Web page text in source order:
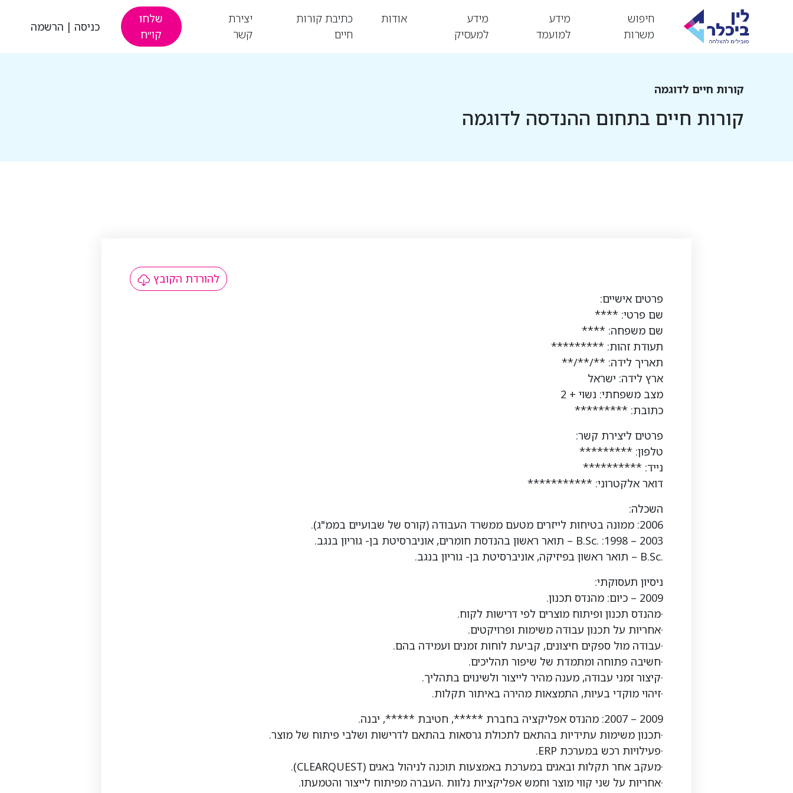
חיפוש
משרות
מידע
למועמד
מידע
למעסיק
אודות
כתיבת קורות
חיים
יצירת
קשר
שלחו
קו״ח
כניסה | הרשמה
קורות חיים לדוגמה
קורות חיים בתחום ההנדסה לדוגמה
להורדת הקובץ
פרטים אישיים:
שם פרטי: ****
שם משפחה: ****
תעודת זהות: *********
תאריך לידה: **/**/**
ארץ לידה: ישראל
מצב משפחתי: נשוי + 2
כתובת: *********
פרטים ליצירת קשר:
טלפון: *********
נייד: **********
דואר אלקטרוני: ***********
השכלה:
2006: ממונה בטיחות לייזרים מטעם ממשרד העבודה (קורס של שבועיים בממ"ג).
2003 – 1998: .B.Sc – תואר ראשון בהנדסת חומרים, אוניברסיטת בן- גוריון בנגב.
.B.Sc – תואר ראשון בפיזיקה, אוניברסיטת בן- גוריון בנגב.
ניסיון תעסוקתי:
2009 – כיום: מהנדס תכנון.
·מהנדס תכנון ופיתוח מוצרים לפי דרישות לקוח.
·אחריות על תכנון עבודה משימות ופרויקטים.
·עבודה מול ספקים חיצונים, קביעת לוחות זמנים ועמידה בהם.
·חשיבה פתוחה ומתמדת של שיפור תהליכים.
·קיצור זמני עבודה, מענה מהיר לייצור ולשינוים בתהליך.
·זיהוי מוקדי בעיות, התמצאות מהירה באיתור תקלות.
2009 – 2007: מהנדס אפליקציה בחברת *****, חטיבת *****, יבנה.
·תכנון משימות עתידיות בהתאם לתכולת גרסאות בהתאם לדרישות ושלבי פיתוח של מוצר.
·פעילויות רכש במערכת ERP.
·מעקב אחר תקלות ובאגים במערכת באמצעות תוכנה לניהול באגים (CLEARQUEST).
·אחריות על שני קווי מוצר וחמש אפליקציות נלוות .העברה מפיתוח לייצור והטמעתו.